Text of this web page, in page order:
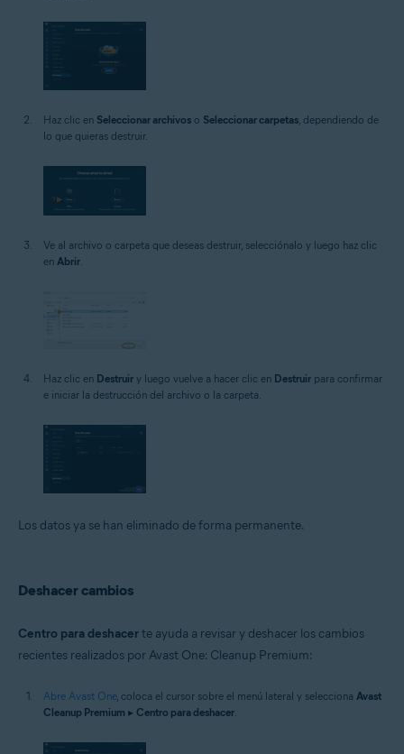
Haz clic en Seleccionar archivos o Seleccionar carpetas, dependiendo de
lo que quieras destruir.
Ve al archivo o carpeta que deseas destruir, selecciónalo y luego haz clic
en Abrir.
Haz clic en Destruir y luego vuelve a hacer clic en Destruir para confirmar
e iniciar la destrucción del archivo o la carpeta.
Los datos ya se han eliminado de forma permanente.
Deshacer cambios
Centro para deshacerte ayuda a revisar y deshacer los cambios
recientes realizados por Avast One: Cleanup Premium:
Abre Avast One, coloca el cursor sobre el menú lateral y selecciona Avast
Cleanup Premium ▸ Centro para deshacer.